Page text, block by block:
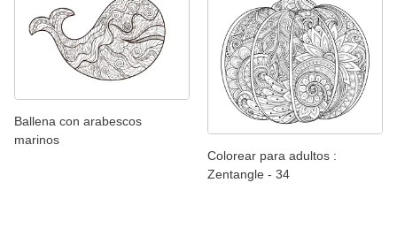
Ballena con arabescos
marinos
Colorear para adultos :
Zentangle - 34